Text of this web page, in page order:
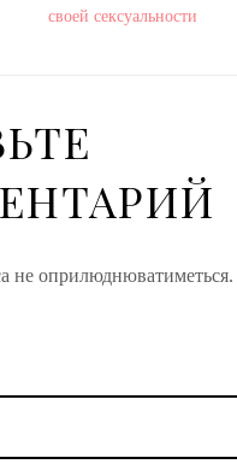
своей сексуальности
не оприлюднюватиметься.